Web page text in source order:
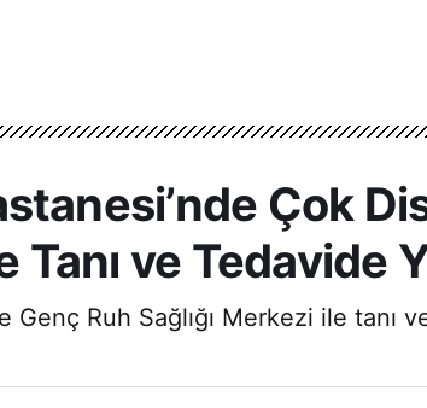
Çok
Tanı ve Tedavide
Ruh Sağlığı Merkezi ile tanı